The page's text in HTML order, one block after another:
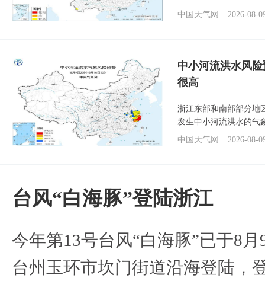
中国天气网 2026-08-
中小河流洪水风
很高
浙江东部和南部部分地
发生中小河流洪水的气
中国天气网
2026-08-
台风“白海豚”登陆浙江
今年第13号台风“白海豚”已于8
台州玉环市坎门街道沿海登陆，